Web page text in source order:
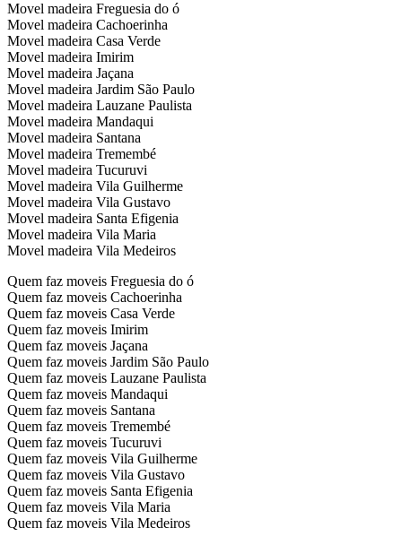
Movel madeira Freguesia do ó
Movel madeira Cachoerinha
Movel madeira Casa Verde
Movel madeira Imirim
Movel madeira Jaçana
Movel madeira Jardim São Paulo
Movel madeira Lauzane Paulista
Movel madeira Mandaqui
Movel madeira Santana
Movel madeira Tremembé
Movel madeira Tucuruvi
Movel madeira Vila Guilherme
Movel madeira Vila Gustavo
Movel madeira Santa Efigenia
Movel madeira Vila Maria
Movel madeira Vila Medeiros
Quem faz moveis Freguesia do ó
Quem faz moveis Cachoerinha
Quem faz moveis Casa Verde
Quem faz moveis Imirim
Quem faz moveis Jaçana
Quem faz moveis Jardim São Paulo
Quem faz moveis Lauzane Paulista
Quem faz moveis Mandaqui
Quem faz moveis Santana
Quem faz moveis Tremembé
Quem faz moveis Tucuruvi
Quem faz moveis Vila Guilherme
Quem faz moveis Vila Gustavo
Quem faz moveis Santa Efigenia
Quem faz moveis Vila Maria
Quem faz moveis Vila Medeiros